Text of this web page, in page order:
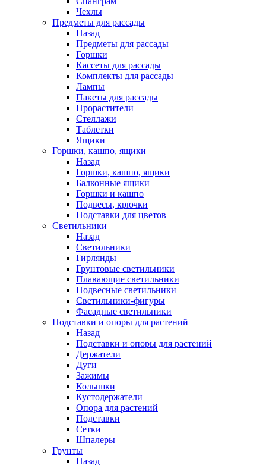
Чехлы
Предметы для рассады
Назад
Предметы для рассады
Горшки
Кассеты для рассады
Комплекты для рассады
Лампы
Пакеты для рассады
Прорастители
Стеллажи
Таблетки
Ящики
Горшки, кашпо, ящики
Назад
Горшки, кашпо, ящики
Балконные ящики
Горшки и кашпо
Подвесы, крючки
Подставки для цветов
Светильники
Назад
Светильники
Гирлянды
Грунтовые светильники
Плавающие светильники
Подвесные светильники
Светильники-фигуры
Фасадные светильники
Подставки и опоры для растений
Назад
Подставки и опоры для растений
Держатели
Дуги
Зажимы
Колышки
Кустодержатели
Опора для растений
Подставки
Сетки
Шпалеры
Грунты
Назад